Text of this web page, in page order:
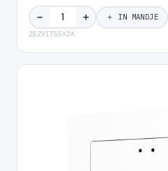
− ＋ ＋ IN MANDJE
ZEZVIT55X2A